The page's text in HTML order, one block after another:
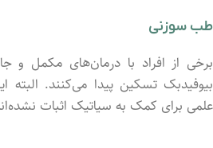
طب سوزنی
برخی از افراد با درمان‌های مکمل و
بیوفیدبک تسکین پیدا می‌کنند. البته
علمی برای کمک به سیاتیک اثبات